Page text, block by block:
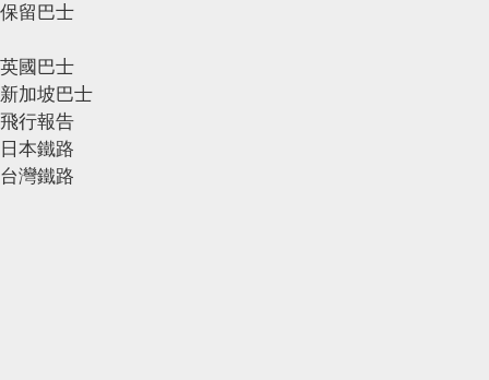
保留巴士
英國巴士
新加坡巴士
飛行報告
日本鐵路
台灣鐵路